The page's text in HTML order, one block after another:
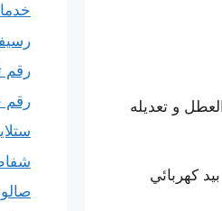
و تعديله
كهربائي
رقم
رقم